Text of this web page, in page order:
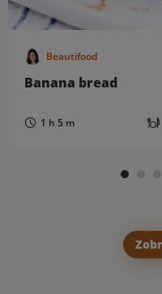
Beautifood
Banana bread
1 h 5 m